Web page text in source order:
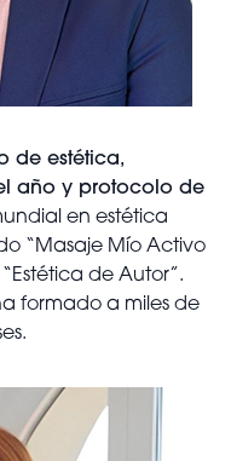
de estética,
año y protocolo de
en estética
“Masaje Mío Activo
de Autor”.
formado a miles de